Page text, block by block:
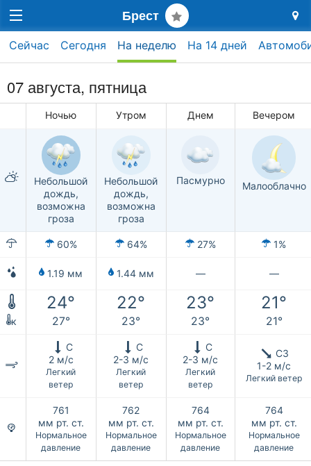
Брест
Сейчас Сегодня На неделю На 14 дней
07 августа, пятница
Ночью Утром Днем Вечером
Небольшой
дождь,
возможна
гроза
Небольшой
дождь,
возможна
гроза
Пасмурно
Малооблачно
60% 64% 27% 1%
1.19 мм 1.44 мм — —
24° 22° 23° 21°
к 27° 23° 23° 21°
С
2 м/с
Легкий
ветер
С
2-3 м/с
Легкий
ветер
С
2-3 м/с
Легкий
ветер
СЗ
1-2 м/с
Легкий ветер
761
мм рт. ст.
Нормальное
давление
762
мм рт. ст.
Нормальное
давление
764
мм рт. ст.
Нормальное
давление
764
мм рт. ст.
Нормальное
давление